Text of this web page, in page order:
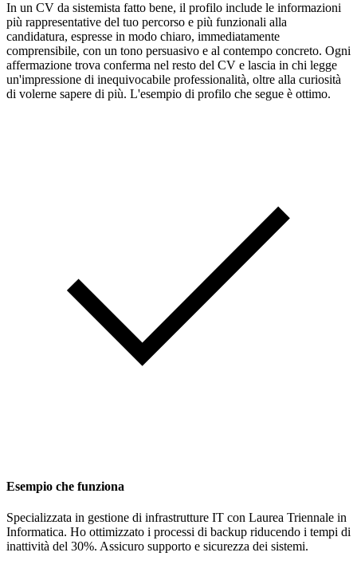
In un CV da sistemista fatto bene, il profilo include le informazioni
più rappresentative del tuo percorso e più funzionali alla
candidatura, espresse in modo chiaro, immediatamente
comprensibile, con un tono persuasivo e al contempo concreto. Ogni
affermazione trova conferma nel resto del CV e lascia in chi legge
un'impressione di inequivocabile professionalità, oltre alla curiosità
di volerne sapere di più. L'esempio di profilo che segue è ottimo.
Esempio che funziona
Specializzata in gestione di infrastrutture IT con Laurea Triennale in
Informatica. Ho ottimizzato i processi di backup riducendo i tempi di
inattività del 30%. Assicuro supporto e sicurezza dei sistemi.